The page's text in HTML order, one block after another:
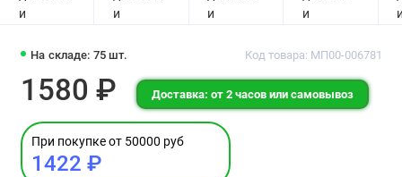
На складе: 75 шт. Код товара: МП00-006781
1580 ₽ Доставка: от 2 часов или самовывоз
При покупке от 50000 руб
1422 ₽